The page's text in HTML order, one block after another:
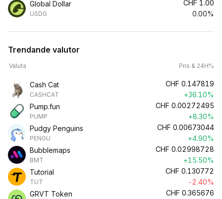
Global Dollar
USDG
CHF 1.00
0.00%
Trendande valutor
Valuta Pris & 24H%
Cash Cat
CASHCAT
CHF 0.147819
+36.10%
Pump.fun
PUMP
CHF 0.00272495
+8.30%
Pudgy Penguins
PENGU
CHF 0.00673044
+4.90%
Bubblemaps
BMT
CHF 0.02998728
+15.50%
Tutorial
TUT
CHF 0.130772
-2.40%
GRVT Token
CHF 0.365676